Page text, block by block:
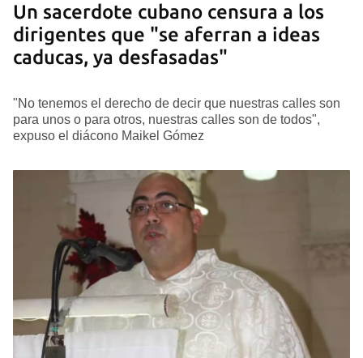
Un sacerdote cubano censura a los
dirigentes que "se aferran a ideas
caducas, ya desfasadas"
"No tenemos el derecho de decir que nuestras calles son
para unos o para otros, nuestras calles son de todos",
expuso el diácono Maikel Gómez